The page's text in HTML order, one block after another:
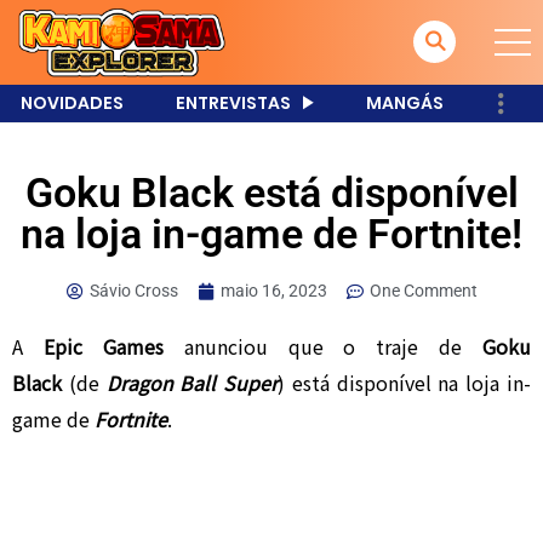
NOVIDADES ENTREVISTAS MANGÁS
Goku Black está disponível
na loja in-game de Fortnite!
Sávio Cross maio 16, 2023 One Comment
A Epic Gamesanunciou que o traje de Goku
Black(de Dragon Ball Super) está disponível na loja in-
game de Fortnite.